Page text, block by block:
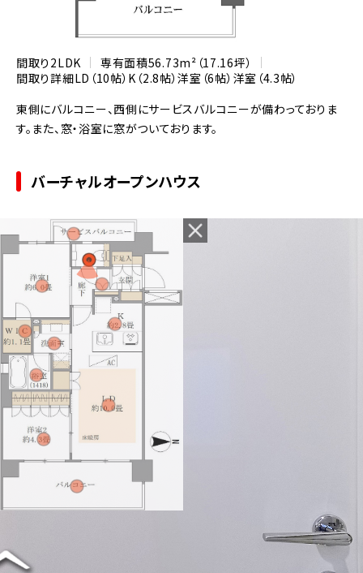
間取り 2LDK 専有面積56.73m²（17.16坪）
間取り詳細LD（10帖） K（2.8帖）洋室（6帖） 洋室（4.3帖）
東側にバルコニー、西側にサービスバルコニーが備わっておりま
す。また、窓・浴室に窓がついております。
バーチャルオープンハウス